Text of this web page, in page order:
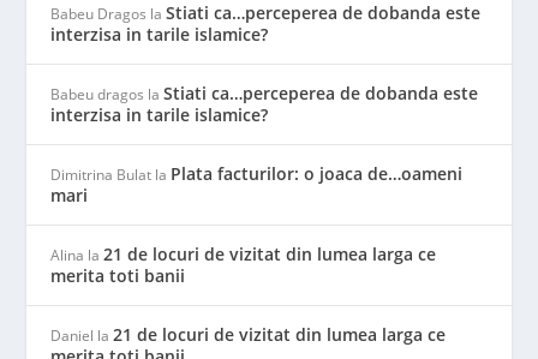
Babeu Dragos laStiati ca…perceperea de dobanda este
interzisa in tarile islamice?
Babeu dragos laStiati ca…perceperea de dobanda este
interzisa in tarile islamice?
Dimitrina Bulat la Plata facturilor: o joaca de…oameni
mari
Alina la21 de locuri de vizitat din lumea larga ce
merita toti banii
Daniel la21 de locuri de vizitat din lumea larga ce